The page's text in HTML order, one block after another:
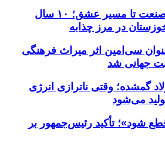
از چرخ‌دنده‌های صنعت تا مسیر عشق؛ ۱۰ سال
در مرز چذابه
سی‌امین اثر میراث‌ فرهنگی
جهانی شد
گمشده؛ وقتی ناترازی انرژی
می‌شود
شود»؛ تأکید رئیس‌جمهور بر